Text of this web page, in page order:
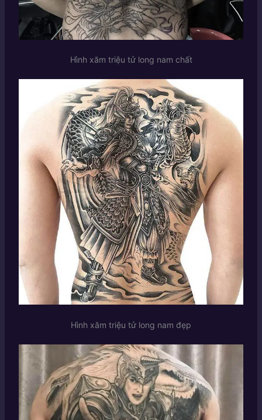
Hình xăm triệu tử long nam chất
Hình xăm triệu tử long nam đẹp